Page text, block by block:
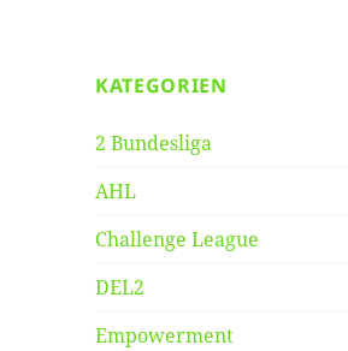
KATEGORIEN
2 Bundesliga
AHL
Challenge League
DEL2
Empowerment